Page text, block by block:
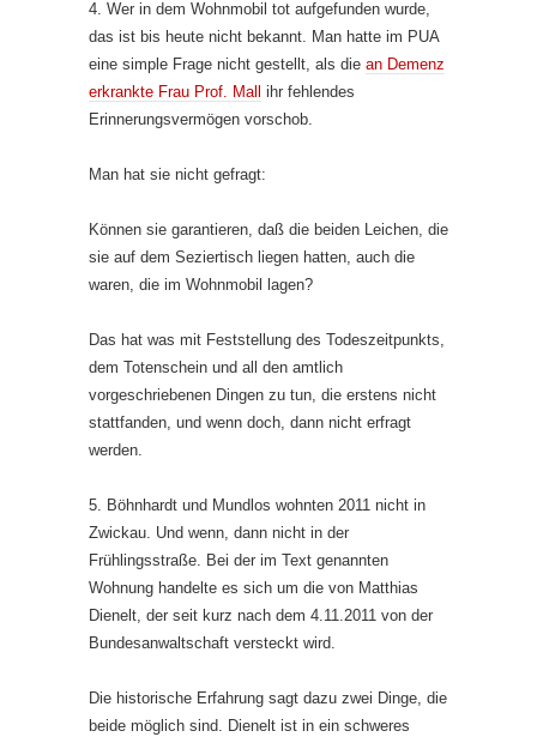
4. Wer in dem Wohnmobil tot aufgefunden wurde,
das ist bis heute nicht bekannt. Man hatte im PUA
eine simple Frage nicht gestellt, als die an Demenz
erkrankte Frau Prof. Mall
ihr fehlendes
Erinnerungsvermögen vorschob.
Man hat sie nicht gefragt:
Können sie garantieren, daß die beiden Leichen, die
sie auf dem Seziertisch liegen hatten, auch die
waren, die im Wohnmobil lagen?
Das hat was mit Feststellung des Todeszeitpunkts,
dem Totenschein und all den amtlich
vorgeschriebenen Dingen zu tun, die erstens nicht
stattfanden, und wenn doch, dann nicht erfragt
werden.
5. Böhnhardt und Mundlos wohnten 2011 nicht in
Zwickau. Und wenn, dann nicht in der
Frühlingsstraße. Bei der im Text genannten
Wohnung handelte es sich um die von Matthias
Dienelt, der seit kurz nach dem 4.11.2011 von der
Bundesanwaltschaft versteckt wird.
Die historische Erfahrung sagt dazu zwei Dinge, die
beide möglich sind. Dienelt ist in ein schweres